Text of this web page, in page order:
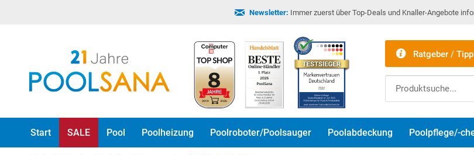
Newsletter: Immer zuerst über Top-Deals und Knaller-Angebote
Ratgeber /
Start SALE Pool Poolheizung Poolroboter/Poolsauger Poolabdeckung Poolpflege/-